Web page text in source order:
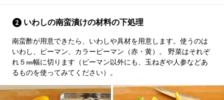
いわしの南蛮漬けの材料の下処理
南蛮酢が用意できたら、いわしや具材を用意します。使うのは
いわし、ピーマン、カラーピーマン（赤・黄）。 野菜はそれぞ
れ５㎜幅に切ります（ピーマン以外にも、玉ねぎや人参などあ
るものを使ってみてください）。